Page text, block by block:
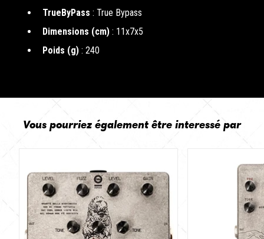
TrueByPass : True Bypass
Dimensions (cm) : 11x7x5
Poids (g) : 240
Vous pourriez également être interessé par